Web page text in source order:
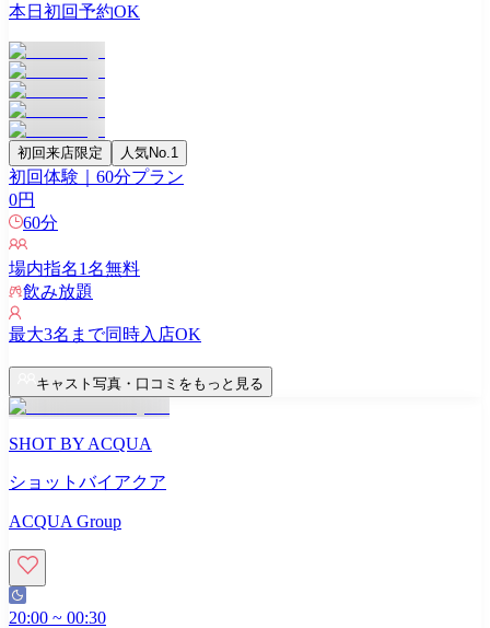
本日初回予約OK
初回来店限定 人気No.1
初回体験｜60分プラン
0円
60分
場内指名1名無料
飲み放題
最大3名まで同時入店OK
キャスト写真・口コミをもっと見る
SHOT BY ACQUA
ショットバイアクア
ACQUA Group
20:00 ~ 00:30